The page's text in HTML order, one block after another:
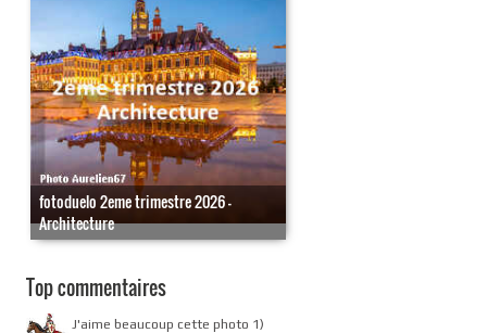
fotoduelo 2eme trimestre 2026 -
Architecture
Top commentaires
J'aime beaucoup cette photo 1)